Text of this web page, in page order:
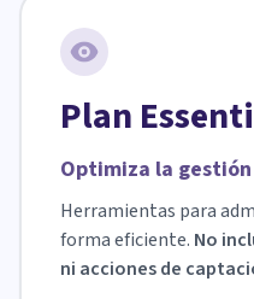
Plan
Optimiza la
Herramientas para
forma eficiente. No
ni acciones de